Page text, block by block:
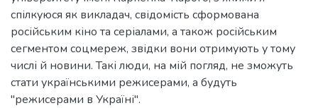
спілкуюся як викладач, свідомість сформована
російським кіно та серіалами, а також російським
сегментом соцмереж, звідки вони отримують у тому
числі й новини. Такі люди, на мій погляд, не зможуть
стати українськими режисерами, а будуть
"режисерами в Україні".